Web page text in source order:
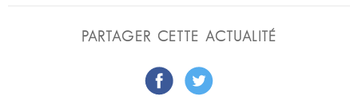
PARTAGER CETTE ACTUALITÉ